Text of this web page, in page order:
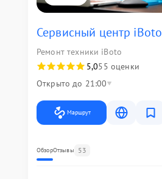
Сервисный центр iBoto
Ремонт техники iBoto
5,055 оценки
Открыто до 21:00
Маршрут
ОбзорОтзывы 53